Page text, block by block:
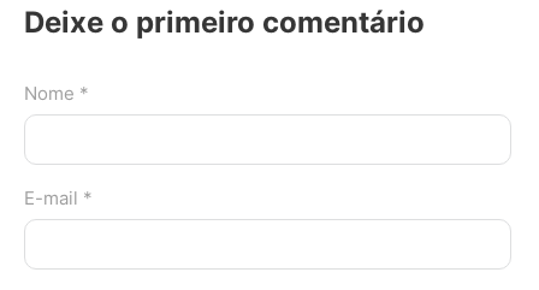
Deixe o primeiro comentário
Nome *
E-mail *